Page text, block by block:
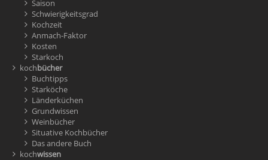
Saison
Schwierigkeitsgrad
Kochzeit
Anmach-Faktor
Kosten
Starkoch
kochbücher
Buchtipps
Starköche
Länderküchen
Grundwissen
Weinbücher
Situative Kochbücher
Das andere Buch
kochwissen